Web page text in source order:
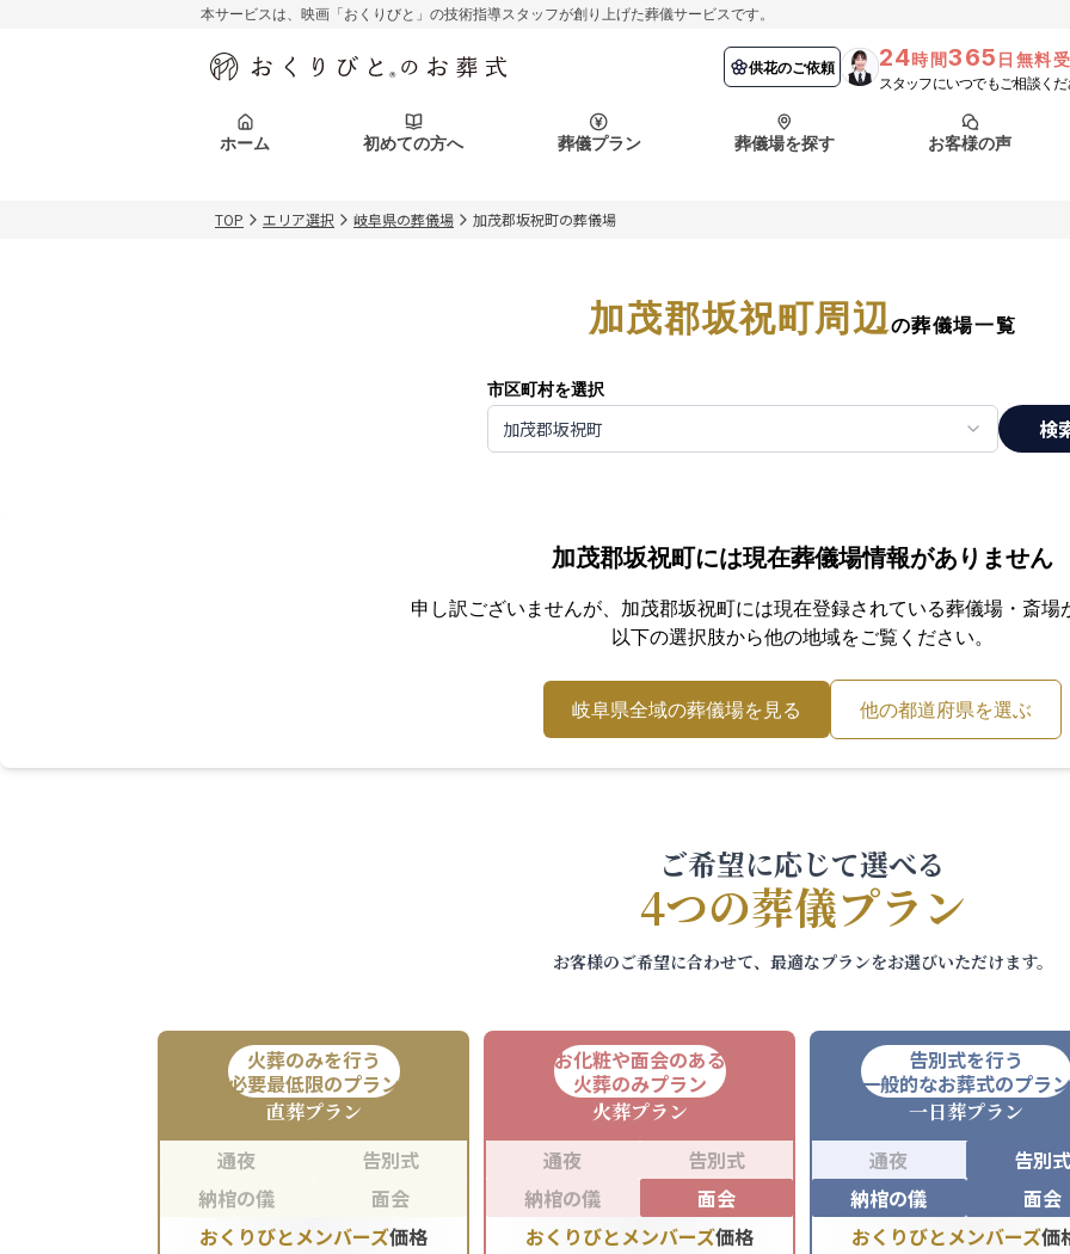
本サービスは、映画「おくりびと」の技術指導スタッフが創り上げた葬儀サービスです。
供花のご依頼 24時間365 日無料
スタッフにいつでもご相談く
ホーム 初めての方へ
初めての方へ 初めての方へ
葬儀プラン 葬儀場を探す
関東エリア 東京都
函館市
お客様の声
お客様の声 ご葬儀事例
葬儀の知識 葬儀の知識
初めての方へ 初めての方へ 納棺の儀とは？ 葬儀の流れ
会社を知る
関東エリア 東京都 埼玉県 千葉県
北海道エリア 札幌市
お客様の声 ご葬儀事例 お客様の声 よくある質問
葬儀の知識 葬儀の知識 供花のご依頼
TOP エリア選択 岐阜県の葬儀場 加茂郡坂祝町の葬儀場
加茂郡坂祝町周辺 の葬儀場一覧
市区町村を選択
加茂郡坂祝町 検
加茂郡坂祝町には現在葬儀場情報がありません
申し訳ございませんが、 加茂郡坂祝町には現在登録されている葬儀場・斎場
以下の選択肢から他の地域をご覧ください。
岐阜県全域の葬儀場を見る 他の都道府県を選ぶ
ご希望に応じて選べる
4つの葬儀プラン
お客様のご希望に合わせて、最適なプランをお選びいただけます。
火葬のみを行う
必要最低限のプラン
直葬プラン
通夜
告別式
納棺の儀
面会
おくりびとメンバーズ価格
お化粧や面会のある
火葬のみプラン
火葬プラン
通夜
告別式
納棺の儀
面会
おくりびとメンバーズ価格
告別式を行う
一般的なお葬式のプラン
一日葬プラン
通夜
告別式
納棺の儀
面会
おくりびとメンバーズ価